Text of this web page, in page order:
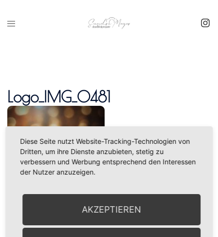
Logo_IMG_0481
Diese Seite nutzt Website-Tracking-Technologien von
Dritten, um ihre Dienste anzubieten, stetig zu
verbessern und Werbung entsprechend den Interessen
der Nutzer anzuzeigen.
AKZEPTIEREN